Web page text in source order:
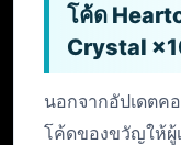
โค้ด
Crystal
นอกจากอัปเดตค
โค้ดของขวัญให้ผู้